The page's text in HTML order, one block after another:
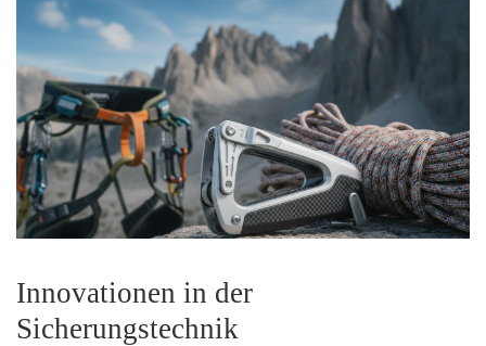
Innovationen in der
Sicherungstechnik